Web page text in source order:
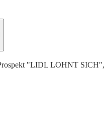
"LIDL LOHNT SICH",